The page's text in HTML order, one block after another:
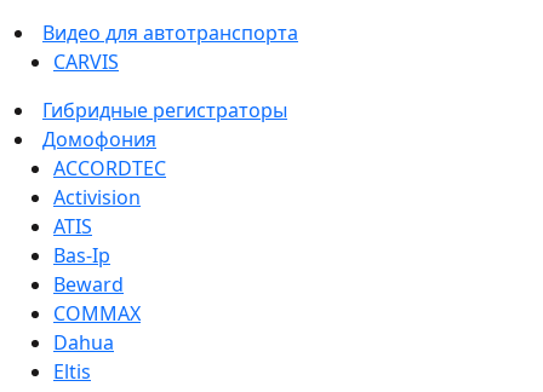
Видео для автотранспорта
CARVIS
Гибридные регистраторы
Домофония
ACCORDTEC
Activision
ATIS
Bas-Ip
Beward
COMMAX
Dahua
Eltis